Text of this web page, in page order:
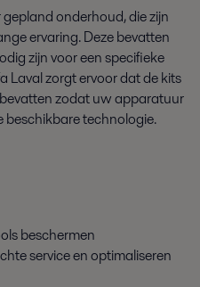
onderhoud, die zijn
ervaring. Deze bevatten
zijn voor een specifieke
Laval zorgt ervoor dat de kits
zodat uw apparatuur
technologie.
beschermen
service en optimaliseren